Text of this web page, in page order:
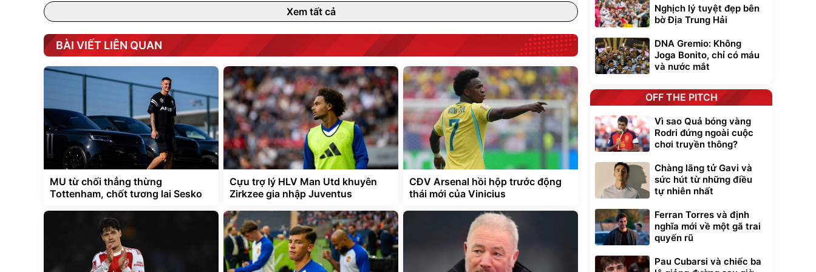
Xem tất cả
BÀI VIẾT LIÊN QUAN
MU từ chối thẳng thừng
Tottenham, chốt tương lai Sesko
Cựu trợ lý HLV Man Utd khuyên
Zirkzee gia nhập Juventus
CĐV Arsenal hồi hộp trước động
thái mới của Vinicius
Nghịch lý tuyệt đẹp bên
bờ Địa Trung Hải
DNA Gremio: Không
Joga Bonito, chỉ có máu
và nước mắt
OFF THE PITCH
Vì sao Quả bóng vàng
Rodri đứng ngoài cuộc
chơi truyền thông?
Chàng lãng tử Gavi và
sức hút từ những điều
tự nhiên nhất
Ferran Torres và định
nghĩa mới về một gã trai
quyến rũ
Pau Cubarsi và chiếc ba